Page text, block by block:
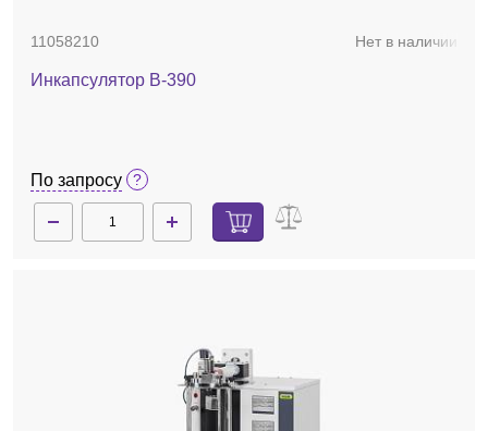
11058210 Нет в наличии
Инкапсулятор B-390
По запросу